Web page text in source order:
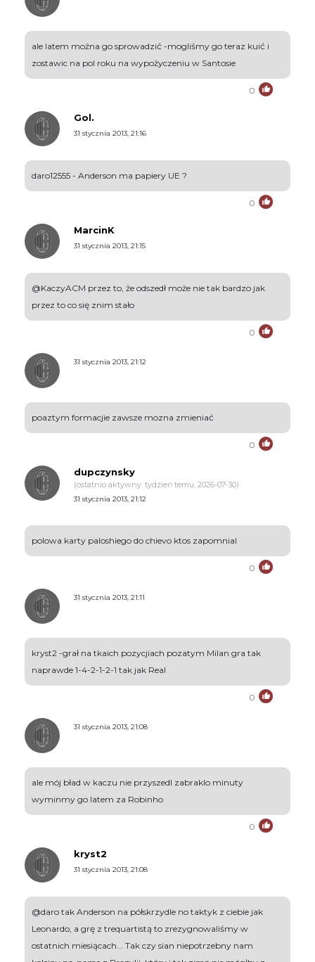
ale latem można go sprowadzić -mogliśmy go teraz kuić i
zostawic na pol roku na wypożyczeniu w Santosie
0
Gol.
31 stycznia 2013, 21:16
daro12555 - Anderson ma papiery UE ?
0
MarcinK
31 stycznia 2013, 21:15
@KaczyACM przez to, że odszedł może nie tak bardzo jak
przez to co się znim stało
0
31 stycznia 2013, 21:12
poaztym formacjie zawsze mozna zmieniać
0
dupczynsky
(ostatnio aktywny: tydzień temu, 2026-07-30)
31 stycznia 2013, 21:12
polowa karty paloshiego do chievo ktos zapomnial
0
31 stycznia 2013, 21:11
kryst2 -grał na tkaich pozycjiach pozatym Milan gra tak
naprawde 1-4-2-1-2-1 tak jak Real
0
31 stycznia 2013, 21:08
ale mój bład w kaczu nie przyszedl zabraklo minuty
wyminmy go latem za Robinho
0
kryst2
31 stycznia 2013, 21:08
@daro tak Anderson na półskrzydle no taktyk z ciebie jak
Leonardo, a grę z trequartistą to zrezygnowaliśmy w
ostatnich miesiącach... Tak czy sian niepotrzebny nam